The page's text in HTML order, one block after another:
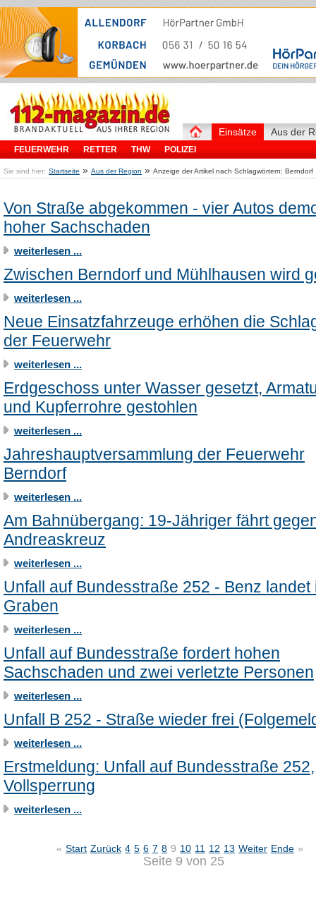
Einsätze
FEUERWEHR RETTER THW POLIZEI
Aus der
Sie sind hier: Startseite » Aus der Region » Anzeige der Artikel nach Schlagwörtern: Berndorf
Von Straße abgekommen - vier Autos
hoher Sachschaden
weiterlesen ...
Zwischen Berndorf und Mühlhausen wird
weiterlesen ...
Neue Einsatzfahrzeuge erhöhen die
der Feuerwehr
weiterlesen ...
Erdgeschoss unter Wasser gesetzt,
und Kupferrohre gestohlen
weiterlesen ...
Jahreshauptversammlung der Feuerwehr
Berndorf
weiterlesen ...
Am Bahnübergang: 19-Jähriger fährt
Andreaskreuz
weiterlesen ...
Unfall auf Bundesstraße 252 - Benz landet
Graben
weiterlesen ...
Unfall auf Bundesstraße fordert hohen
Sachschaden und zwei verletzte Personen
weiterlesen ...
Unfall B 252 - Straße wieder frei
weiterlesen ...
Erstmeldung: Unfall auf Bundesstraße 252,
Vollsperrung
weiterlesen ...
« Start Zurück 4 5 6 7 8 9 10 11 12 13 Weiter Ende »
Seite 9 von 25